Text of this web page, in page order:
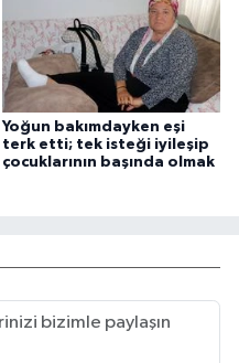
Yoğun bakımdayken eşi
terk etti; tek isteği iyileşip
çocuklarının başında olmak